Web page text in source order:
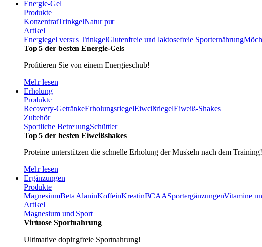
Energie-Gel
Produkte
KonzentratTrinkgelNatur pur
Artikel
Energiegel versus TrinkgelGlutenfreie und laktosefreie Sporternährung
Top 5 der besten Energie-Gels
Profitieren Sie von einem Energieschub!
Mehr lesen
Erholung
Produkte
Recovery-GetränkeErholungsriegelEiweißriegelEiweiß-Shakes
Zubehör
Sportliche BetreuungSchüttler
Top 5 der besten Eiweißshakes
Proteine unterstützen die schnelle Erholung der Muskeln nach dem Training!
Mehr lesen
Ergänzungen
Produkte
MagnesiumBeta AlaninKoffeinKreatinBCAASportergänzungenVitamine
Artikel
Magnesium und Sport
Virtuose Sportnahrung
Ultimative dopingfreie Sportnahrung!